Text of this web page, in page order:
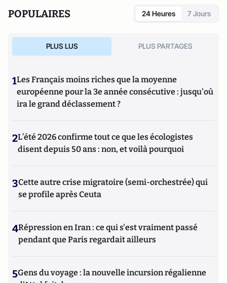
POPULAIRES 24 Heures 7 Jours
PLUS LUS PLUS PARTAGES
1Les Français moins riches que la moyenne
européenne pour la 3e année consécutive : jusqu'où
ira le grand déclassement ?
2L’été 2026 confirme tout ce que les écologistes
disent depuis 50 ans : non, et voilà pourquoi
3Cette autre crise migratoire (semi-orchestrée) qui
se profile après Ceuta
4Répression en Iran : ce qui s'est vraiment passé
pendant que Paris regardait ailleurs
5Gens du voyage : la nouvelle incursion régalienne